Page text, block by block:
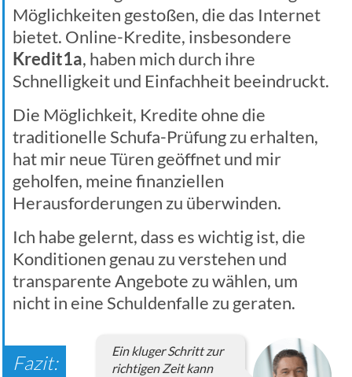
Möglichkeiten gestoßen, die das Internet
bietet. Online-Kredite, insbesondere
Kredit1a, haben mich durch ihre
Schnelligkeit und Einfachheit beeindruckt.
Die Möglichkeit, Kredite ohne die
traditionelle Schufa-Prüfung zu erhalten,
hat mir neue Türen geöffnet und mir
geholfen, meine finanziellen
Herausforderungen zu überwinden.
Ich habe gelernt, dass es wichtig ist, die
Konditionen genau zu verstehen und
transparente Angebote zu wählen, um
nicht in eine Schuldenfalle zu geraten.
Ein kluger Schritt zur
richtigen Zeit kann